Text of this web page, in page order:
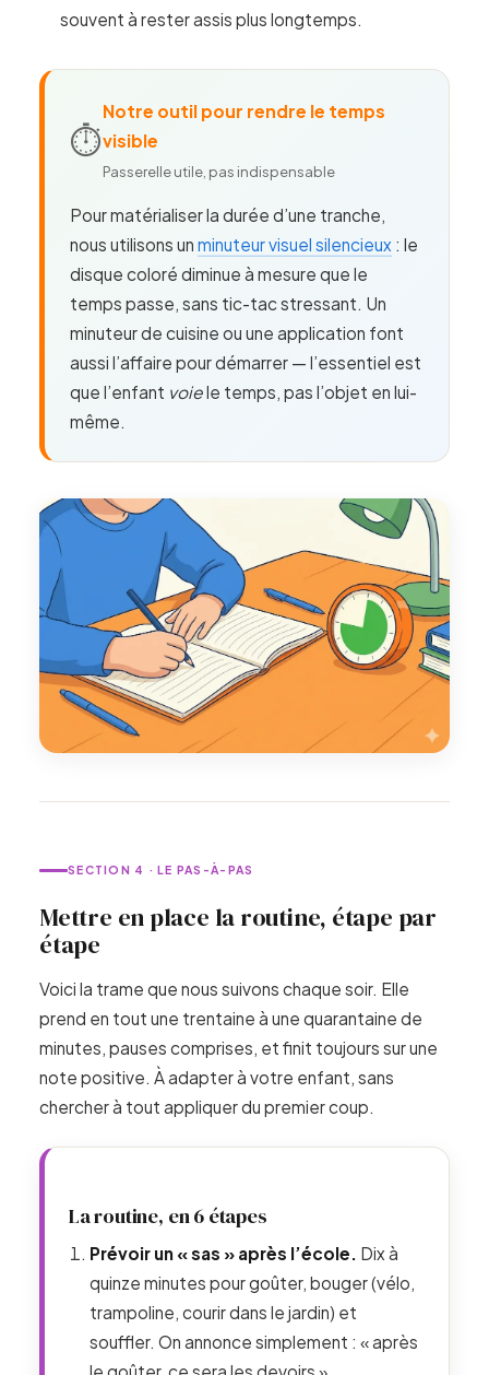
souvent à rester assis plus longtemps.
⏱️
Notre outil pour rendre le temps
visible
Passerelle utile, pas indispensable
Pour matérialiser la durée d’une tranche,
nous utilisons unminuteur visuel silencieux : le
disque coloré diminue à mesure que le
temps passe, sans tic-tac stressant. Un
minuteur de cuisine ou une application font
aussi l’affaire pour démarrer — l’essentiel est
que l’enfant voiele temps, pas l’objet en lui-
même.
SECTION 4 · LE PAS-À-PAS
Mettre en place la routine, étape par
étape
Voici la trame que nous suivons chaque soir. Elle
prend en tout une trentaine à une quarantaine de
minutes, pauses comprises, et finit toujours sur une
note positive. À adapter à votre enfant, sans
chercher à tout appliquer du premier coup.
La routine, en 6 étapes
Prévoir un « sas » après l’école. Dix à
quinze minutes pour goûter, bouger (vélo,
trampoline, courir dans le jardin) et
souffler. On annonce simplement : « après